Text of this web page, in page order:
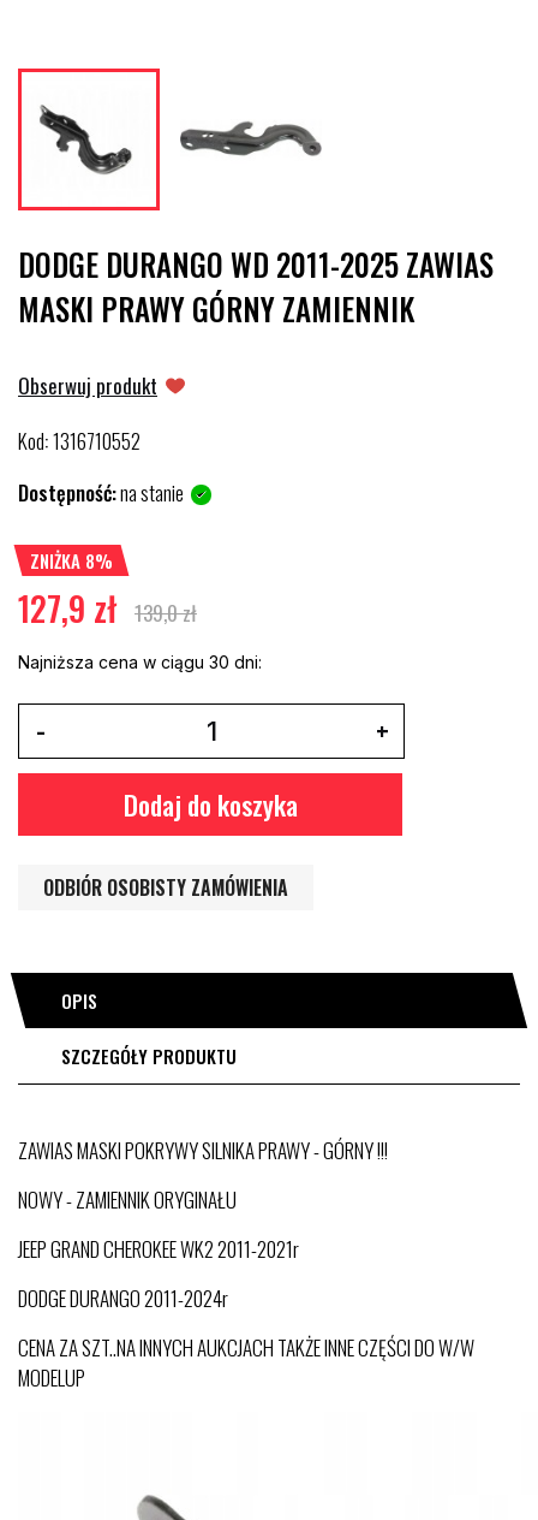
DODGE DURANGO WD 2011-2025 ZAWIAS
MASKI PRAWY GÓRNY ZAMIENNIK
Obserwuj produkt
Kod:1316710552
Dostępność:na stanie
ZNIŻKA 8%
127,9 zł 139,0 zł
Najniższa cena w ciągu 30 dni:
Dodaj do koszyka
ODBIÓR OSOBISTY ZAMÓWIENIA
OPIS
SZCZEGÓŁY PRODUKTU
ZAWIAS MASKI POKRYWY SILNIKA PRAWY - GÓRNY !!!
NOWY - ZAMIENNIK ORYGINAŁU
JEEP GRAND CHEROKEE WK2 2011-2021r
DODGE DURANGO 2011-2024r
CENA ZA SZT..NA INNYCH AUKCJACH TAKŻE INNE CZĘŚCI DO W/W
MODELUP